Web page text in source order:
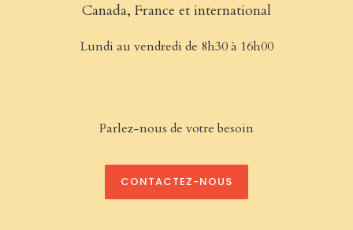
Canada, France et international
Lundi au vendredi de 8h30 à 16h00
Parlez-nous de votre besoin
CONTACTEZ-NOUS